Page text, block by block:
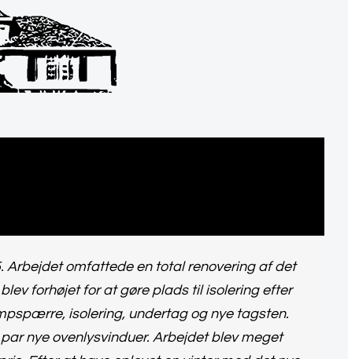
Arbejdet omfattede en total renovering af det
forhøjet for at gøre plads til isolering efter
isolering, undertag og nye tagsten.
nye ovenlysvinduer. Arbejdet blev meget